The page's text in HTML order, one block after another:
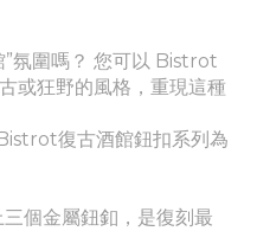
”氛圍嗎？ 您可以 Bistrot
或狂野的風格，重現這種
復古酒館鈕扣系列為
個金屬鈕釦，是復刻最